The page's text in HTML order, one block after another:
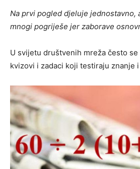
Na prvi pogled djeluje jednostavno,
mnogi pogriješe jer zaborave
U svijetu društvenih mreža često
kvizovi i zadaci koji testiraju znanje